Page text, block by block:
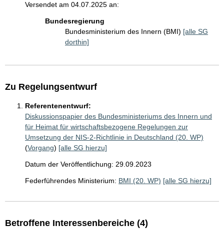
Versendet am 04.07.2025 an:
Bundesregierung
Bundesministerium des Innern (BMI) [alle SG
dorthin]
Zu Regelungsentwurf
Referentenentwurf:
Diskussionspapier des Bundesministeriums des Innern und
für Heimat für wirtschaftsbezogene Regelungen zur
Umsetzung der NIS-2-Richtlinie in Deutschland (20. WP)
(Vorgang) [alle SG hierzu]
Datum der Veröffentlichung: 29.09.2023
Federführendes Ministerium: BMI (20. WP) [alle SG hierzu]
Betroffene Interessenbereiche (4)